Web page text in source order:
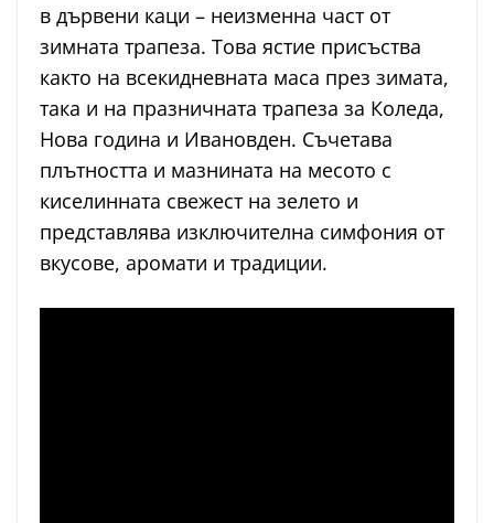
в дървени каци – неизменна част от
зимната трапеза. Това ястие присъства
както на всекидневната маса през зимата,
така и на празничната трапеза за Коледа,
Нова година и Ивановден. Съчетава
плътността и мазнината на месото с
киселинната свежест на зелето и
представлява изключителна симфония от
вкусове, аромати и традиции.